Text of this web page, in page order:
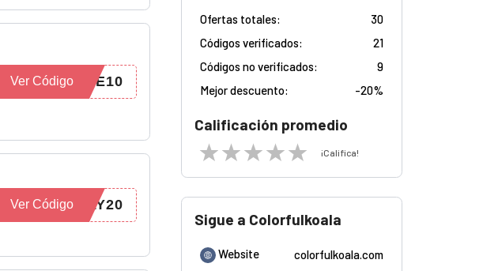
NE10
Ver Código
LY20
Ver Código
Ofertas totales:
30
Códigos verificados:
21
Códigos no verificados:
9
Mejor descuento:
-20%
Calificación promedio
¡Califica!
Sigue a Colorfulkoala
Website
colorfulkoala.com